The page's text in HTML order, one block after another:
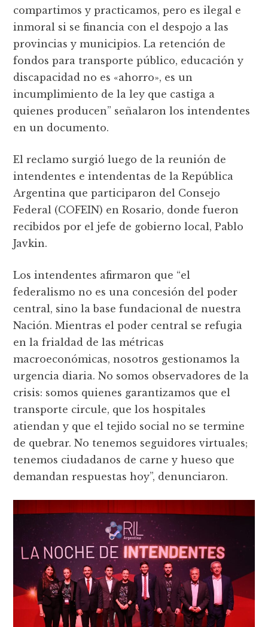
compartimos y practicamos, pero es ilegal e
inmoral si se financia con el despojo a las
provincias y municipios. La retención de
fondos para transporte público, educación y
discapacidad no es «ahorro», es un
incumplimiento de la ley que castiga a
quienes producen” señalaron los intendentes
en un documento.
El reclamo surgió luego de la reunión de
intendentes e intendentas de la República
Argentina que participaron del Consejo
Federal (COFEIN) en Rosario, donde fueron
recibidos por el jefe de gobierno local, Pablo
Javkin.
Los intendentes afirmaron que “el
federalismo no es una concesión del poder
central, sino la base fundacional de nuestra
Nación. Mientras el poder central se refugia
en la frialdad de las métricas
macroeconómicas, nosotros gestionamos la
urgencia diaria. No somos observadores de la
crisis: somos quienes garantizamos que el
transporte circule, que los hospitales
atiendan y que el tejido social no se termine
de quebrar. No tenemos seguidores virtuales;
tenemos ciudadanos de carne y hueso que
demandan respuestas hoy”, denunciaron.